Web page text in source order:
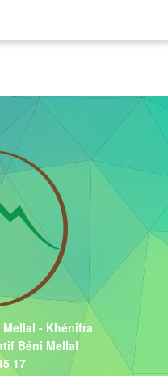
- Khénifra
Béni Mellal
17